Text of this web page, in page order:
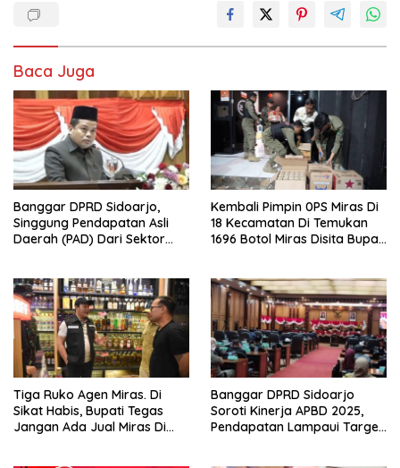
Baca Juga
Banggar DPRD Sidoarjo,
Singgung Pendapatan Asli
Daerah (PAD) Dari Sektor
Evaluasi Secara Menyeluruh
Kembali Pimpin 0PS Miras Di
18 Kecamatan Di Temukan
1696 Botol Miras Disita Bupati
Tiga Ruko Agen Miras. Di
Sikat Habis, Bupati Tegas
Jangan Ada Jual Miras Di
Banggar DPRD Sidoarjo
Soroti Kinerja APBD 2025,
Pendapatan Lampaui Target